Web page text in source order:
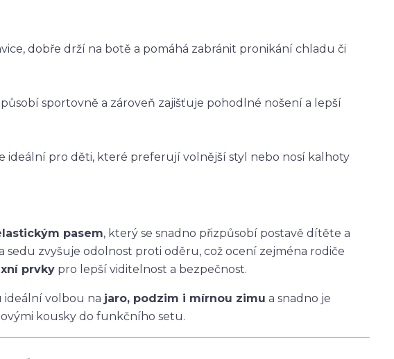
dobře drží na botě a pomáhá zabránit pronikání chladu či
sportovně a zároveň zajišťuje pohodlné nošení a lepší
ideální pro děti, které preferují volnější styl nebo nosí kalhoty
pasem, který se snadno přizpůsobí postavě dítěte a
sedu zvyšuje odolnost proti oděru, což ocení zejména rodiče
prvky pro lepší viditelnost a bezpečnost.
ideální volbou na jaro, podzim i mírnou zimu a snadno je
kousky do funkčního setu.